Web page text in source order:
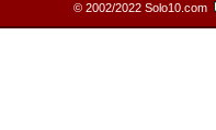
© 2002/2022 Solo10.com